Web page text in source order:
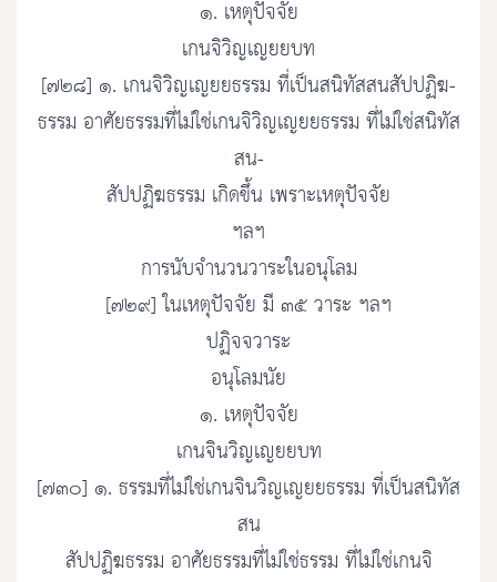
๑. เหตุปัจจัย
เกนจิวิญเญยยบท
[๗๒๘] ๑. เกนจิวิญเญยยธรรม ที่เป็นสนิทัสสนสัปปฏิฆ-
ธรรม อาศัยธรรมที่ไม่ใช่เกนจิวิญเญยยธรรม ที่ไม่ใช่สนิทัส
สน-
สัปปฏิฆธรรม เกิดขึ้น เพราะเหตุปัจจัย
ฯลฯ
การนับจำนวนวาระในอนุโลม
[๗๒๙] ในเหตุปัจจัย มี ๓๕ วาระ ฯลฯ
ปฏิจจวาระ
อนุโลมนัย
๑. เหตุปัจจัย
เกนจินวิญเญยยบท
[๗๓๐] ๑. ธรรมที่ไม่ใช่เกนจินวิญเญยยธรรม ที่เป็นสนิทัส
สน
สัปปฏิฆธรรม อาศัยธรรมที่ไม่ใช่ธรรม ที่ไม่ใช่เกนจิ